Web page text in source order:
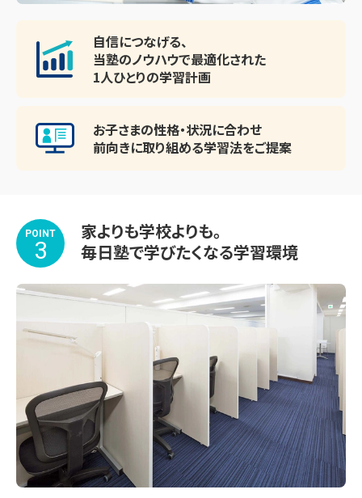
～指導実績～
大池小学校、原田小学校、刀根山小学校、中小学校、克明小
学校　など
国立：大阪教育大学付属池田中
公立：豊中第五中・豊中第三中・豊中第四中・豊中第十一中・
豊中第十三中・豊中第一中・豊中第十八中・豊中第二中・さ
くら学園中
私立：履正社中・梅花中・関西大倉中・金蘭千里中・箕面自由
学園中・アサンプション国際中・雲雀丘学園中・関西学院中・
関西第一中・関大中等部
【高校】
国立：大阪教育大学附属池田高校
公立：池田高校・豊中高校・箕面高校・千里高校・桜塚高校・
刀根山高校・三島高校・豊島高校・北千里高校・山田高校・千
里青雲高校
自信につなげる、
当塾のノウハウで最適化された
1人ひとりの学習計画
お子さまの性格・状況に合わせ
前向きに取り組める学習法をご提案
POINT
3
家よりも学校よりも。
毎日塾で学びたくなる学習環境